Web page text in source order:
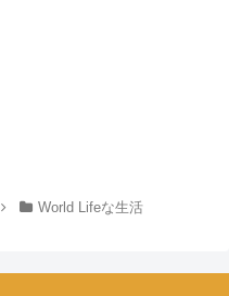
World Lifeな生活